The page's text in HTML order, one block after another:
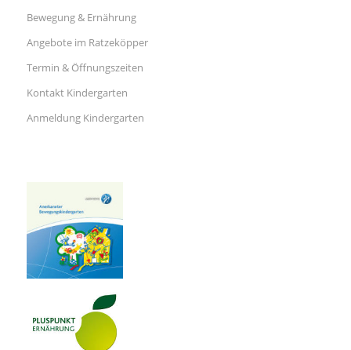
Bewegung & Ernährung
Angebote im Ratzeköpper
Termin & Öffnungszeiten
Kontakt Kindergarten
Anmeldung Kindergarten